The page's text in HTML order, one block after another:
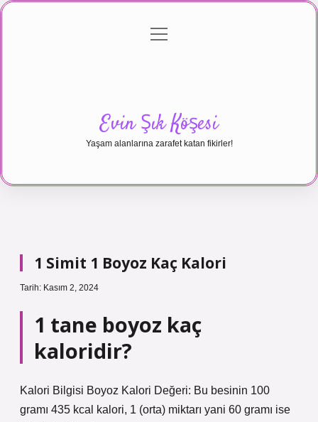
Gizlilik Politikası
menüyü
Evin Şık Köşesi
Yaşam alanlarına zarafet katan fikirler!
1 Simit 1 Boyoz Kaç Kalori
Tarih: Kasım 2, 2024
1 tane boyoz kaç
kaloridir?
Kalori Bilgisi Boyoz Kalori Değeri: Bu besinin 100
gramı 435 kcal kalori, 1 (orta) miktarı yani 60 gramı ise